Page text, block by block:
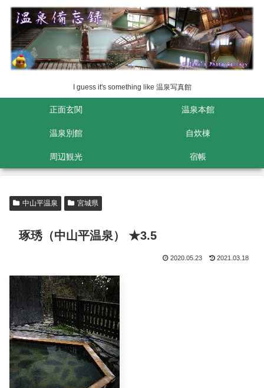
I guess it's something like 温泉写真館
正面玄関 温泉本館
温泉別館 自炊棟
周辺観光 宿帳
中山平温泉 宮城県
琢琇（中山平温泉） ★3.5
2020.05.23 2021.03.18